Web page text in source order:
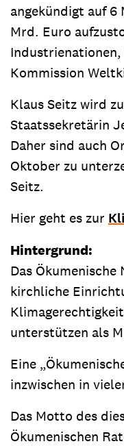
angekündigt auf
Mrd. Euro
Kommission
Klaus Seitz wird
Staatssekretärin
Daher sind auch
Oktober zu
Seitz.
Hier geht es zur
Hintergrund:
Das
kirchliche
unterstützen als
Eine
inzwischen in
Das Motto des
Ökumenischen